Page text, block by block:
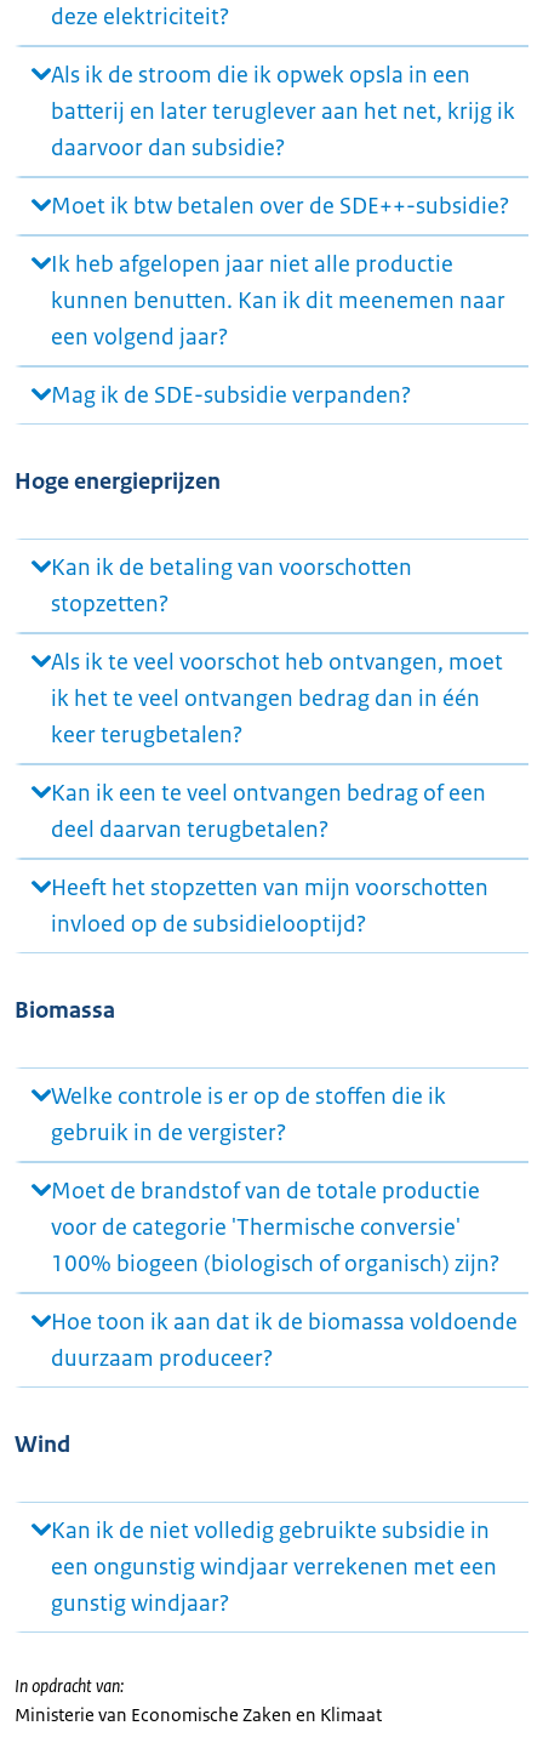
deze elektriciteit?
Als ik de stroom die ik opwek opsla in een
batterij en later teruglever aan het net, krijg ik
daarvoor dan subsidie?
Moet ik btw betalen over de SDE++-subsidie?
Ik heb afgelopen jaar niet alle productie
kunnen benutten. Kan ik dit meenemen naar
een volgend jaar?
Mag ik de SDE-subsidie verpanden?
Hoge energieprijzen
Kan ik de betaling van voorschotten
stopzetten?
Als ik te veel voorschot heb ontvangen, moet
ik het te veel ontvangen bedrag dan in één
keer terugbetalen?
Kan ik een te veel ontvangen bedrag of een
deel daarvan terugbetalen?
Heeft het stopzetten van mijn voorschotten
invloed op de subsidielooptijd?
Biomassa
Welke controle is er op de stoffen die ik
gebruik in de vergister?
Moet de brandstof van de totale productie
voor de categorie 'Thermische conversie'
100% biogeen (biologisch of organisch) zijn?
Hoe toon ik aan dat ik de biomassa voldoende
duurzaam produceer?
Wind
Kan ik de niet volledig gebruikte subsidie in
een ongunstig windjaar verrekenen met een
gunstig windjaar?
In opdracht van:
Ministerie van Economische Zaken en Klimaat